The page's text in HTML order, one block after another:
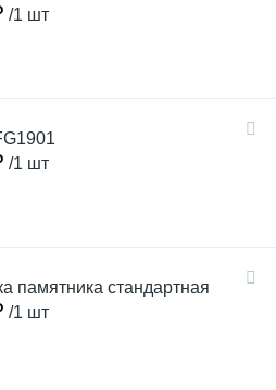
/1 шт
/1 шт
памятника стандартная
/1 шт